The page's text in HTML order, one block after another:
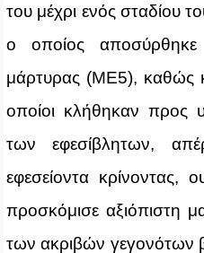
του μέχρι ενός σταδίου
ο οποίος
μάρτυρας (ΜΕ5), καθώς
οποίοι κλήθηκαν προς
των εφεσίβλητων,
εφεσείοντα κρίνοντας,
προσκόμισε αξιόπιστη
των ακριβών γεγονότων